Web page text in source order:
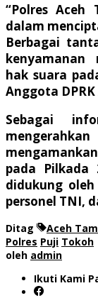
“Polres
dalam
Berbagai
kenyamanan
hak suara
Anggota
Sebagai
pada Pilkada
didukung oleh
personel TNI,
Ditag Aceh
Polres Puji Tokoh
oleh admin
Ikuti Kami